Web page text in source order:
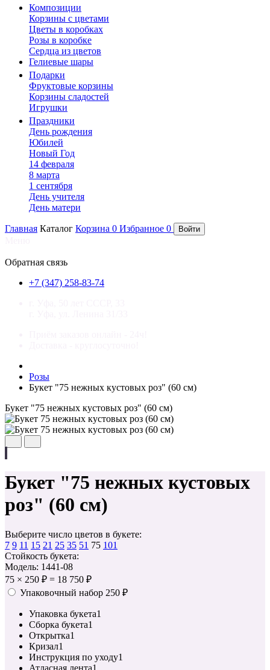
Композиции
Корзины с цветами
Цветы в коробках
Розы в коробке
Сердца из цветов
Гелиевые шары
Подарки
Фруктовые корзины
Корзины сладостей
Игрушки
Праздники
День рождения
Юбилей
Новый Год
14 февраля
8 марта
1 сентября
День учителя
День матери
Главная Каталог Корзина 0 Избранное 0 Войти
Обратная связь
+7 (347) 258-83-74
Розы
Букет "75 нежных кустовых роз" (60 см)
Букет "75 нежных кустовых роз" (60 см)
Букет "75 нежных кустовых
роз" (60 см)
Выберите число цветов в букете:
7 9 11 15 21 25 35 51 75 101
Стойкость букета:
Модель: 1441-08
75 × 250 ₽ = 18 750 ₽
Упаковочный набор 250 ₽
Упаковка букета1
Сборка букета1
Открытка1
Кризал1
Инструкция по уходу1
Атласная лента1